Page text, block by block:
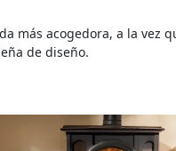
más acogedora, a la vez
de diseño.